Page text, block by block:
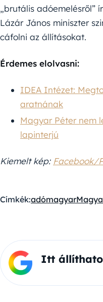
„brutális adóemelésről”
Lázár János miniszter
cáfolni az állításokat.
Érdemes elolvasni:
IDEA Intézet:
aratnának
Magyar Péter nem
lapinterjú
Kiemelt kép: Facebook/
Címkék:adómagyar
Itt